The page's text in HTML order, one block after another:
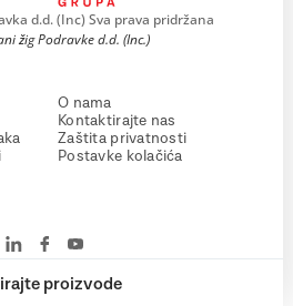
proizvode
d.d. (Inc) Sva prava pridržana
žig Podravke d.d. (Inc.)
O nama
Kontaktirajte nas
Zaštita privatnosti
Postavke kolačića